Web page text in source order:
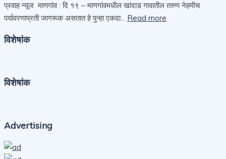
प्रवाह न्यूज माणगांव : दि १९ – माणगांवमधील खांदाड गावातील तरुण नेहमीच
पर्यावरणाप्रती जागरूक असतात हे पुन्हा एकदा... Read more
विशेषांक
विशेषांक
Advertising